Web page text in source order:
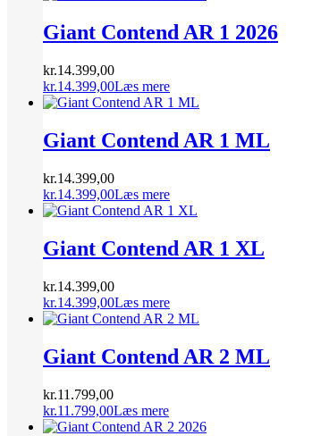
Giant Contend AR 1 2026
kr.14.399,00
kr.14.399,00Læs mere
Giant Contend AR 1 ML
kr.14.399,00
kr.14.399,00Læs mere
Giant Contend AR 1 XL
kr.14.399,00
kr.14.399,00Læs mere
Giant Contend AR 2 ML
kr.11.799,00
kr.11.799,00Læs mere